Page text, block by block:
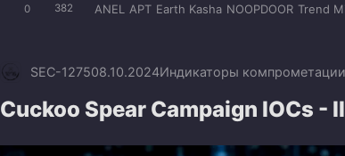
0 382 ANEL APT Earth Kasha NOOPDOOR Trend
SEC-127508.10.2024Индикаторы компрометации
Cuckoo Spear Campaign IOCs - II